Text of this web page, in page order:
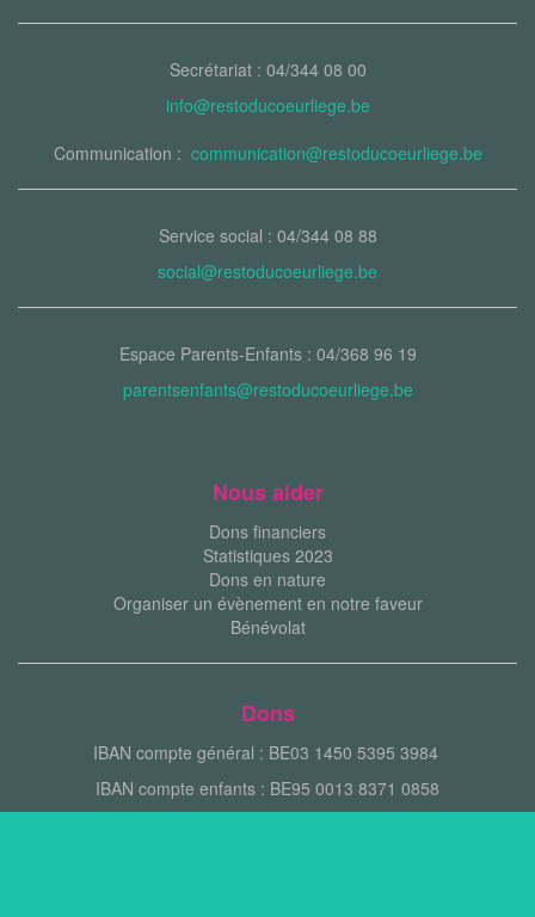
Secrétariat : 04/344 08 00
info@restoducoeurliege.be
Communication : communication@restoducoeurliege.be
Service social : 04/344 08 88
social@restoducoeurliege.be
Espace Parents-Enfants : 04/368 96 19
parentsenfants@restoducoeurliege.be
Nous aider
Dons financiers
Statistiques 2023
Dons en nature
Organiser un évènement en notre faveur
Bénévolat
Dons
IBAN compte général : BE03 1450 5395 3984
IBAN compte enfants : BE95 0013 8371 0858